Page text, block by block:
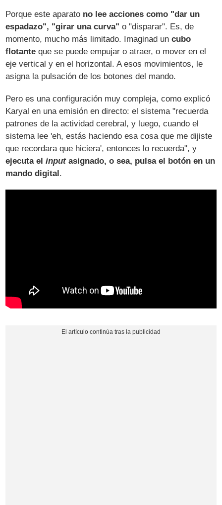
Porque este aparato no lee acciones como "dar un
espadazo", "girar una curva" o "disparar". Es, de
momento, mucho más limitado. Imaginad uncubo
flotante que se puede empujar o atraer, o mover en el
eje vertical y en el horizontal. A esos movimientos, le
asigna la pulsación de los botones del mando.
Pero es una configuración muy compleja, como explicó
Karyal en una emisión en directo: el sistema "recuerda
patrones de la actividad cerebral, y luego, cuando el
sistema lee 'eh, estás haciendo esa cosa que me dijiste
que recordara que hiciera', entonces lo recuerda", y
ejecuta elinputasignado, o sea, pulsa el botón en un
mando digital.